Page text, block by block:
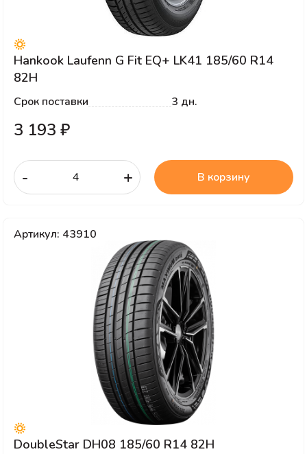
Hankook Laufenn G Fit EQ+ LK41 185/60 R14
82H
Срок поставки 3 дн.
3 193 ₽
- + В корзину
Артикул: 43910
DoubleStar DH08 185/60 R14 82H